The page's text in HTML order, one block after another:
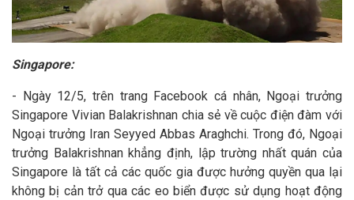
Singapore:
- Ngày 12/5, trên trang Facebook cá nhân, Ngoại trưởng
Singapore Vivian Balakrishnan chia sẻ về cuộc điện đàm với
Ngoại trưởng Iran Seyyed Abbas Araghchi. Trong đó, Ngoại
trưởng Balakrishnan khẳng định, lập trường nhất quán của
Singapore là tất cả các quốc gia được hưởng quyền qua lại
không bị cản trở qua các eo biển được sử dụng hoạt động